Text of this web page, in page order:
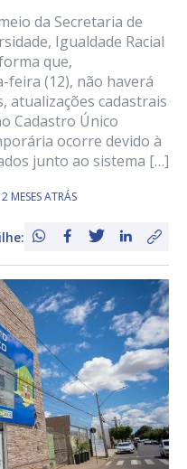
da Secretaria de
Igualdade Racial
que,
feira (12), não haverá
atualizações cadastrais
Cadastro Único
ocorre devido à
junto ao sistema […]
MESES ATRÁS